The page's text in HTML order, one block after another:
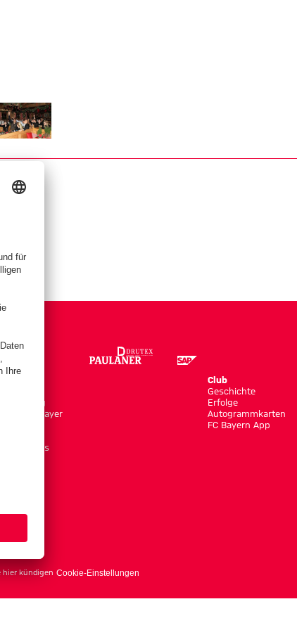
in voller Größe
Bekleidung
Shop by Player
Accessoires
Club
Geschichte
Erfolge
Autogrammkarten
FC Bayern App
hier kündigen Cookie-Einstellungen